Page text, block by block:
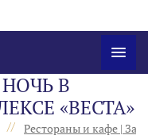
В
«ВЕСТА»
// Рестораны и кафе |